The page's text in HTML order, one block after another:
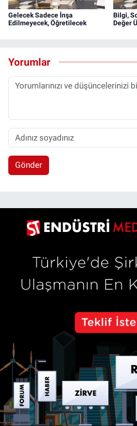
Gelecek Sadece İnşa
Edilmeyecek, Öğretilecek
Bilgi,
Değer
Yorumlar
Gönder